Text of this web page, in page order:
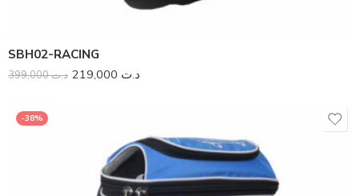
SBH02-RACING
د.ت399,000 د.ت
-38%